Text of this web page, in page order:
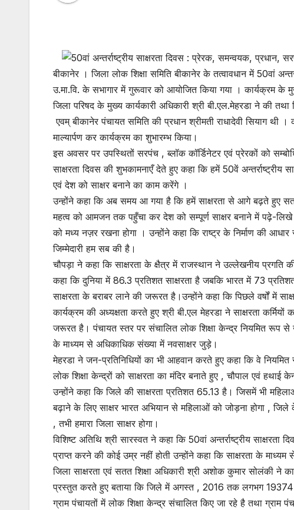
बीकानेर । जिला लोक शिक्षा समिति बीकानेर के तत्वावधान में 50वां
उ.मा.वि. के सभागार में गुरूवार को आयोजित किया गया । कार्यक्रम के
जिला परिषद के मुख्य कार्यकारी अधिकारी श्री बी.एल.मेहरडा ने की
एवम् बीकानेर पंचायत समिति की प्रधान श्रीमती राधादेवी सियाग
माल्यार्पण कर कार्यक्रम का शुभारम्भ किया।
इस अवसर पर उपस्थितों सरपंच , ब्लॉक कॉर्डिनेटर एवं प्रेरकों को
साक्षरता दिवस की शुभकामनाएँ देते हुए कहा कि हमें 50वें
एवं देश को साक्षर बनाने का काम करेंगे ।
उन्होंने कहा कि अब समय आ गया है कि हमें साक्षरता से आगे बढ़ते हुए
महत्व को आमजन तक पहुँचा कर देश को सम्पूर्ण साक्षर बनाने में पढ़े-लिखे
को मध्य नज़र रखना होगा । उन्होंने कहा कि राष्ट्र के निर्माण की
जिम्मेदारी हम सब की है।
चौपड़ा ने कहा कि साक्षरता के क्षैत्र में राजस्थान ने उल्लेखनीय प्रगति
कहा कि दुनिया में 86.3 प्रतिशत साक्षरता है जबकि भारत में 73
साक्षरता के बराबर लाने की जरूरत है।उन्होंने कहा कि पिछले वर्षों में
कार्यक्रम की अध्यक्षता करते हुए श्री बी.एल मेहरडा ने साक्षरता
जरूरत है। पंचायत स्तर पर संचालित लोक शिक्षा केन्द्र नियमित रूप से
के माध्यम से अधिकाधिक संख्या में नवसाक्षर जुड़े।
मेहरडा ने जन-प्रतिनिधियों का भी आहवान करते हुए कहा कि वे नियमित
लोक शिक्षा केन्द्रों को साक्षरता का मंदिर बनाते हुए , चौपाल एवं हथाई
उन्होंने कहा कि जिले की साक्षरता प्रतिशत 65.13 है। जिसमें भी
बढ़ाने के लिए साक्षर भारत अभियान से महिलाओं को जोड़ना होगा ,
, तभी हमारा जिला साक्षर होगा।
विशिष्ट अतिथि श्री सारस्वत ने कहा कि 50वां अन्तर्राष्ट्रीय
प्राप्त करने की कोई उम्र नहीं होती उन्होंने कहा कि साक्षरता के
जिला साक्षरता एवं सतत शिक्षा अधिकारी श्री अशोक कुमार सोलंकी ने
प्रस्तुत करते हुए बताया कि जिले में अगस्त , 2016 तक लगभग 193744
ग्राम पंचायतों में लोक शिक्षा केन्द्र संचालित किए जा रहे है तथा ग्राम